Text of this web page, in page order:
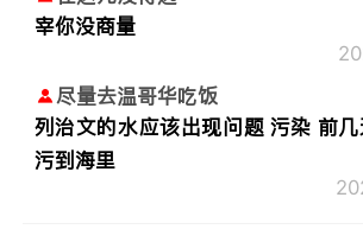
宰你没商量
尽量去温哥华吃饭
列治文的水应该出现问题 污染 前
污到海里